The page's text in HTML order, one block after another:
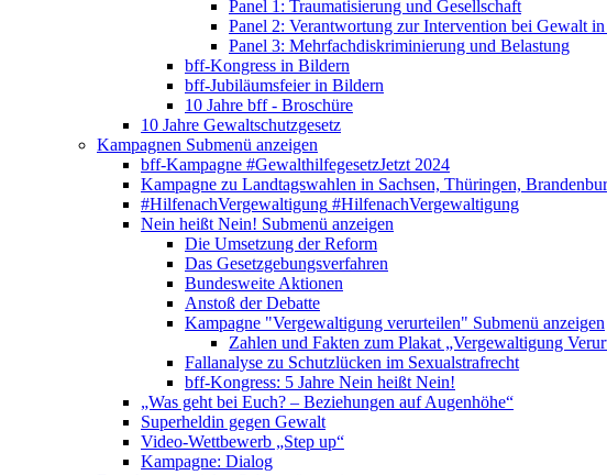
Panel 1: Traumatisierung und Gesellschaft
Panel 2: Verantwortung zur Intervention bei Gewalt in
Panel 3: Mehrfachdiskriminierung und Belastung
bff-Kongress in Bildern
bff-Jubiläumsfeier in Bildern
10 Jahre bff - Broschüre
10 Jahre Gewaltschutzgesetz
Kampagnen Submenü anzeigen
bff-Kampagne #GewalthilfegesetzJetzt 2024
Kampagne zu Landtagswahlen in Sachsen, Thüringen,
#HilfenachVergewaltigung #HilfenachVergewaltigung
Nein heißt Nein! Submenü anzeigen
Die Umsetzung der Reform
Das Gesetzgebungsverfahren
Bundesweite Aktionen
Anstoß der Debatte
Kampagne "Vergewaltigung verurteilen" Submenü anzeigen
Zahlen und Fakten zum Plakat „Vergewaltigung
Fallanalyse zu Schutzlücken im Sexualstrafrecht
bff-Kongress: 5 Jahre Nein heißt Nein!
„Was geht bei Euch? – Beziehungen auf Augenhöhe“
Superheldin gegen Gewalt
Video-Wettbewerb „Step up“
Kampagne: Dialog